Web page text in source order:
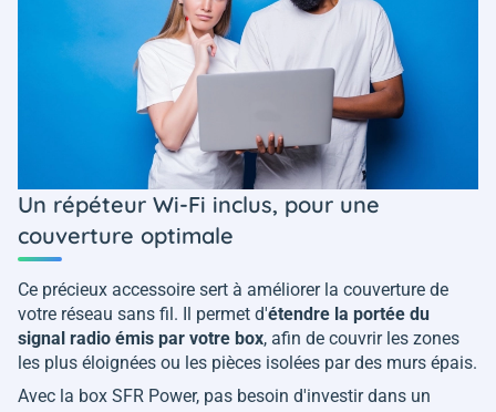
Un répéteur Wi-Fi inclus, pour une
couverture optimale
Ce précieux accessoire sert à améliorer la couverture de
votre réseau sans fil. Il permet d'étendre la portée du
signal radio émis par votre box, afin de couvrir les zones
les plus éloignées ou les pièces isolées par des murs épais.
Avec la box SFR Power, pas besoin d'investir dans un